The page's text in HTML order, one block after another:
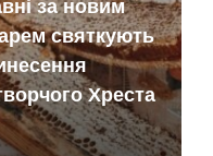
за новим
святкують
Хреста